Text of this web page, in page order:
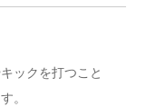
ックを打つこと
。